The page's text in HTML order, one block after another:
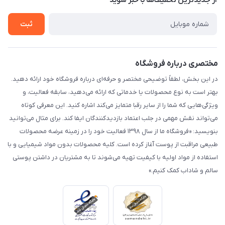
راهنما
ثبت
مختصری درباره فروشگاه
در این بخش، لطفاً توضیحی مختصر و حرفه‌ای درباره فروشگاه خود ارائه دهید.
بهتر است به نوع محصولات یا خدماتی که ارائه می‌دهید، سابقه فعالیت، و
ویژگی‌هایی که شما را از سایر رقبا متمایز می‌کند اشاره کنید. این معرفی کوتاه
می‌تواند نقش مهمی در جلب اعتماد بازدیدکنندگان ایفا کند. برای مثال می‌توانید
بنویسید: «فروشگاه ما از سال ۱۳۹۸ فعالیت خود را در زمینه عرضه محصولات
طبیعی مراقبت از پوست آغاز کرده است. کلیه محصولات بدون مواد شیمیایی و با
استفاده از مواد اولیه با کیفیت تهیه می‌شوند تا به مشتریان در داشتن پوستی
سالم و شاداب کمک کنیم.»